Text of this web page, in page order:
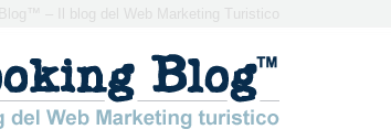
– Il blog del Web Marketing Turistico